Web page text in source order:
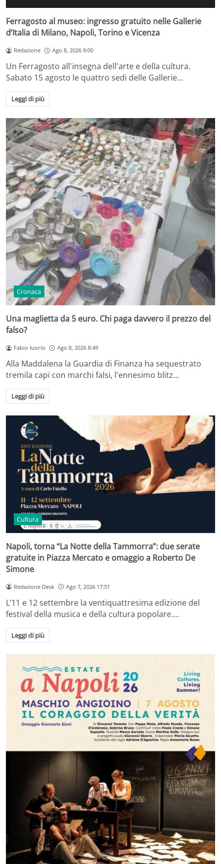
Ferragosto al museo: ingresso gratuito nelle Gallerie
d’Italia di Milano, Napoli, Torino e Vicenza
Redazione Ago 8, 2026 9:00
Un Ferragosto all'insegna dell'arte e della cultura.
Sabato 15 agosto le quattro sedi delle Gallerie…
Leggi di più
Cronaca
Una maglietta da 5 euro. Chi paga davvero il prezzo del
falso?
Fabio Iuorio Ago 8, 2026 8:49
Alla Maddalena la Guardia di Finanza ha sequestrato
tremila capi con marchi falsi, l'ennesimo blitz…
Leggi di più
Cultura
Napoli, torna “La Notte della Tammorra”: due serate
gratuite in Piazza Mercato e omaggio a Roberto De
Simone
Redazione Desk Ago 7, 2026 17:51
L’11 e 12 settembre la ventiquattresima edizione del
festival della musica e della cultura popolare.…
Leggi di più